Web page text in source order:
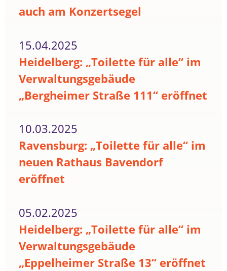
auch am Konzertsegel
15.04.2025
Heidelberg: „Toilette für alle“ im
Verwaltungsgebäude
„Bergheimer Straße 111“ eröffnet
10.03.2025
Ravensburg: „Toilette für alle“ im
neuen Rathaus Bavendorf
eröffnet
05.02.2025
Heidelberg: „Toilette für alle“ im
Verwaltungsgebäude
„Eppelheimer Straße 13“ eröffnet